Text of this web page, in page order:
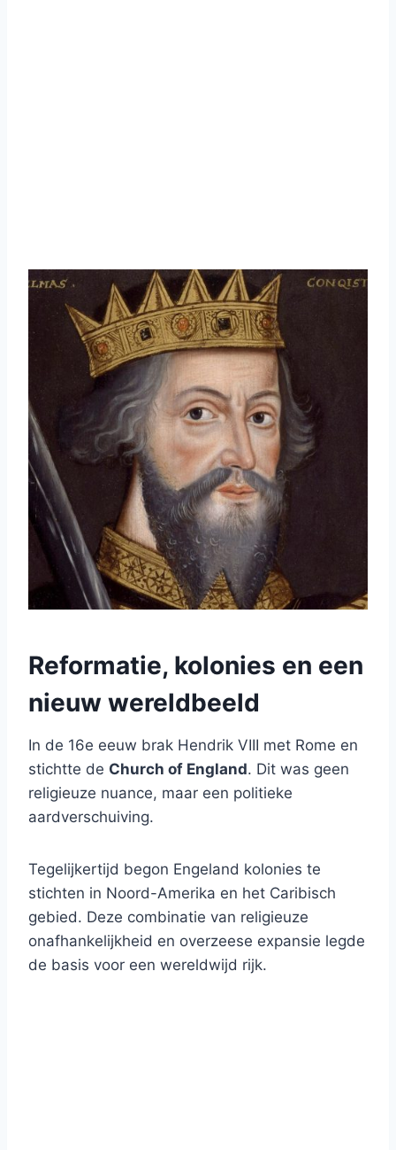
Reformatie, kolonies en een
nieuw wereldbeeld
In de 16e eeuw brak Hendrik VIII met Rome en
stichtte de Church of England. Dit was geen
religieuze nuance, maar een politieke
aardverschuiving.
Tegelijkertijd begon Engeland kolonies te
stichten in Noord-Amerika en het Caribisch
gebied. Deze combinatie van religieuze
onafhankelijkheid en overzeese expansie legde
de basis voor een wereldwijd rijk.